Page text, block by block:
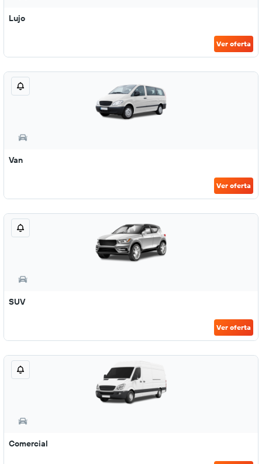
Lujo
Ver oferta
Van
Ver oferta
SUV
Ver oferta
Comercial